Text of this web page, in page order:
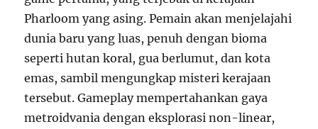
Pharloom yang asing. Pemain akan menjelajahi
dunia baru yang luas, penuh dengan bioma
seperti hutan koral, gua berlumut, dan kota
emas, sambil mengungkap misteri kerajaan
tersebut. Gameplay mempertahankan gaya
metroidvania dengan eksplorasi non-linear,